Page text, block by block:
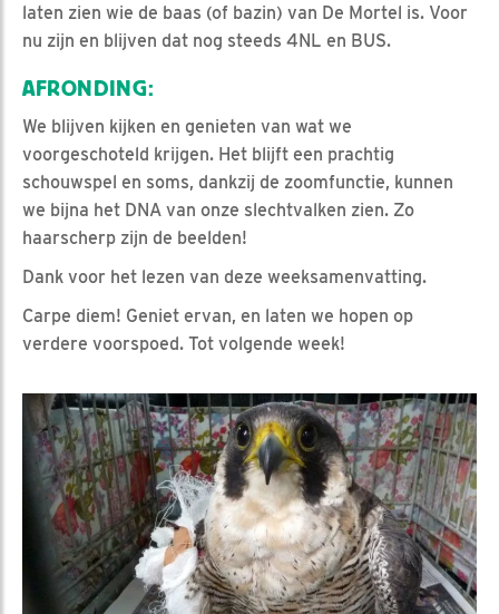
laten zien wie de baas (of bazin) van De Mortel is. Voor
nu zijn en blijven dat nog steeds 4NL en BUS.
AFRONDING:
We blijven kijken en genieten van wat we
voorgeschoteld krijgen. Het blijft een prachtig
schouwspel en soms, dankzij de zoomfunctie, kunnen
we bijna het DNA van onze slechtvalken zien. Zo
haarscherp zijn de beelden!
Dank voor het lezen van deze weeksamenvatting.
Carpe diem! Geniet ervan, en laten we hopen op
verdere voorspoed. Tot volgende week!